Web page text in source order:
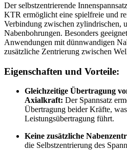
Der selbstzentrierende
KTR ermöglicht eine spielfreie und
Verbindung zwischen zylindrischen,
Nabenbohrungen. Besonders
Anwendungen mit dünnwandigen
zusätzliche Zentrierung zwischen
Eigenschaften und Vorteile:
Gleichzeitige Übertragung
Axialkraft: Der Spannsatz
Übertragung beider Kräfte,
Leistungsübertragung führt.
Keine zusätzliche
die Selbstzentrierung des